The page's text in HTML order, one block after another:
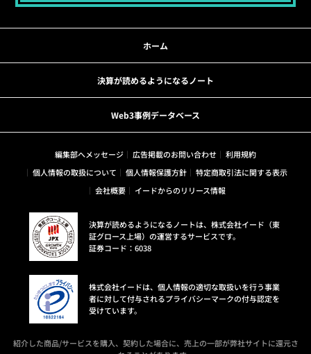
ホーム
決算が読めるようになるノート
Web3事例データベース
編集部へメッセージ 広告掲載のお問い合わせ
利用規約
個人情報の取扱について
個人情報保護方針
特定商取引法に関する表示
会社概要
イードからのリリース情報
決算が読めるようになるノートは、株式会社イード（東
証グロース上場）の運営するサービスです。
証券コード：6038
株式会社イードは、個人情報の適切な取扱いを行う事業
者に対して付与されるプライバシーマークの付与認定を
受けています。
紹介した商品/サービスを購入、契約した場合に、売上の一部が弊社サイトに還元さ